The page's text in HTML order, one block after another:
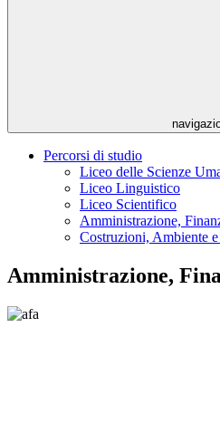
Percorsi di studio
Liceo delle Scienze
Liceo Linguistico
Liceo Scientifico
Amministrazione,
Costruzioni, Ambiente
Amministrazione,